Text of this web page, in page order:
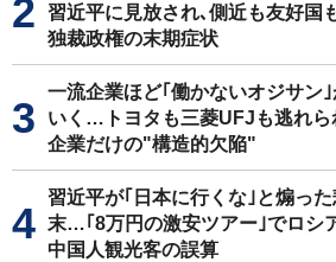
習近平に見放され､側近も友好国
独裁政権の末期症状
一流企業ほど｢働かないオジサン
いく…トヨタも三菱UFJも逃れら
企業だけの"構造的欠陥"
習近平が｢日本に行くな｣と煽っ
末…｢8万円の激安ツアー｣でロシ
中国人観光客の誤算